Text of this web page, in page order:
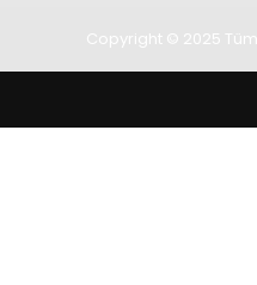
Copyright © 2025 Tüm